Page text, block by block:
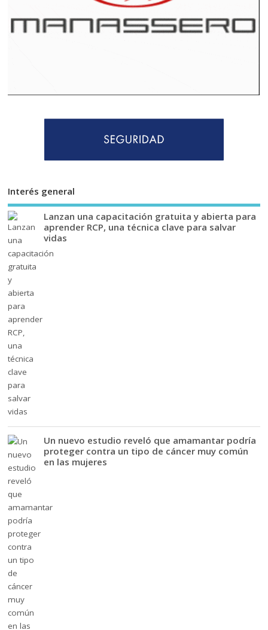
Interés general
Lanzan una capacitación gratuita y abierta para
aprender RCP, una técnica clave para salvar
vidas
Un nuevo estudio reveló que amamantar podría
proteger contra un tipo de cáncer muy común
en las mujeres